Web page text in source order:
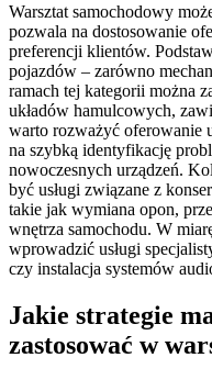
Warsztat samochodowy
pozwala na dostosowanie
preferencji klientów.
pojazdów – zarówno
ramach tej kategorii można
układów hamulcowych,
warto rozważyć oferowanie
na szybką identyfikację
nowoczesnych urządzeń.
być usługi związane z
takie jak wymiana opon,
wnętrza samochodu. W
wprowadzić usługi
czy instalacja systemów
Jakie strategie
zastosować w